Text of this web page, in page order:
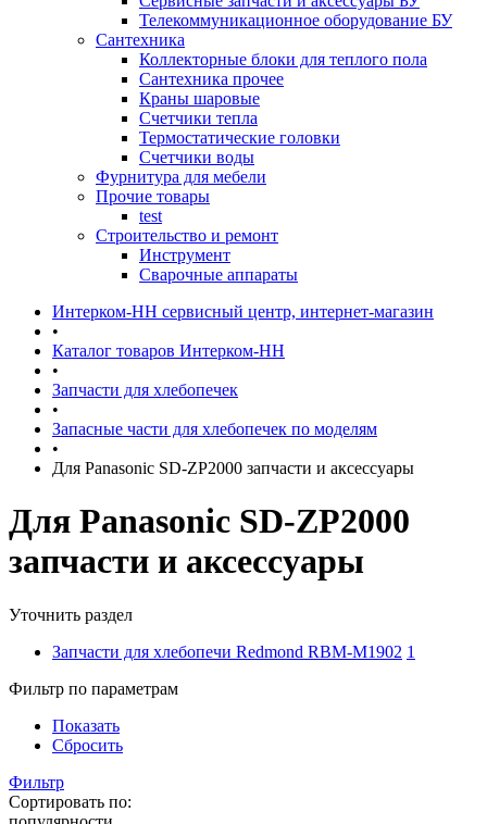
Телекоммуникационное оборудование БУ
Сантехника
Коллекторные блоки для теплого пола
Сантехника прочее
Краны шаровые
Счетчики тепла
Термоcтатические головки
Счетчики воды
Фурнитура для мебели
Прочие товары
test
Строительство и ремонт
Инструмент
Сварочные аппараты
Интерком-НН сервисный центр, интернет-магазин
•
Каталог товаров Интерком-НН
•
Запчасти для хлебопечек
•
Запасные части для хлебопечек по моделям
•
Для Panasonic SD-ZP2000 запчасти и аксессуары
Для Panasonic SD-ZP2000
запчасти и аксессуары
Уточнить раздел
Запчасти для хлебопечи Redmond RBM-M1902 1
Фильтр по параметрам
Показать
Сбросить
Фильтр
Сортировать по: